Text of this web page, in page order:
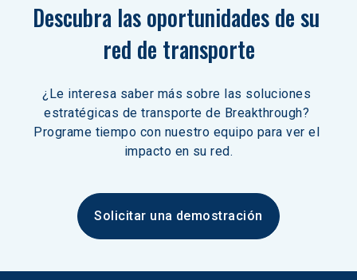
Descubra las oportunidades de su
red de transporte
¿Le interesa saber más sobre las soluciones
estratégicas de transporte de Breakthrough?
Programe tiempo con nuestro equipo para ver el
impacto en su red.
Solicitar una demostración